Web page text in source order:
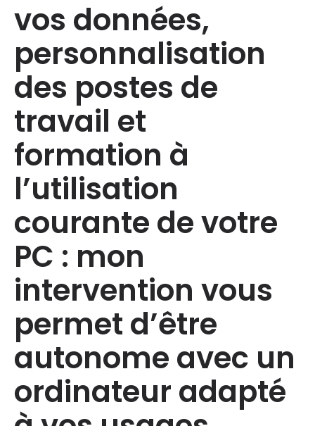
vos données,
personnalisation
des postes de
travail et
formation à
l’utilisation
courante de votre
PC : mon
intervention vous
permet d’être
autonome avec un
ordinateur adapté